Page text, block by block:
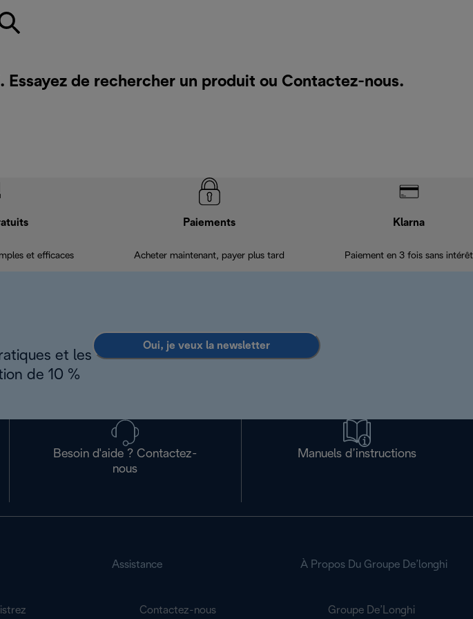
Essayez de rechercher un produit ou Contactez-nous.
et efficaces
Paiements
Acheter maintenant, payer plus tard
Klarna
Paiement en 3 fois sans intérêt
et les
de 10 %
Oui, je veux la newsletter
Besoin d'aide ? Contactez-
nous
Manuels d’instructions
Assistance
Contactez-nous
À Propos Du Groupe De’longhi
Groupe De’Longhi